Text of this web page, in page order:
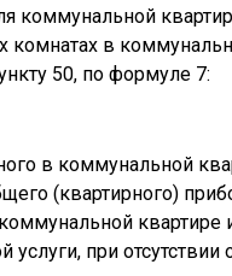
коммунальной
в
50, по формуле 7:
в коммунальной
(квартирного)
квартире
при